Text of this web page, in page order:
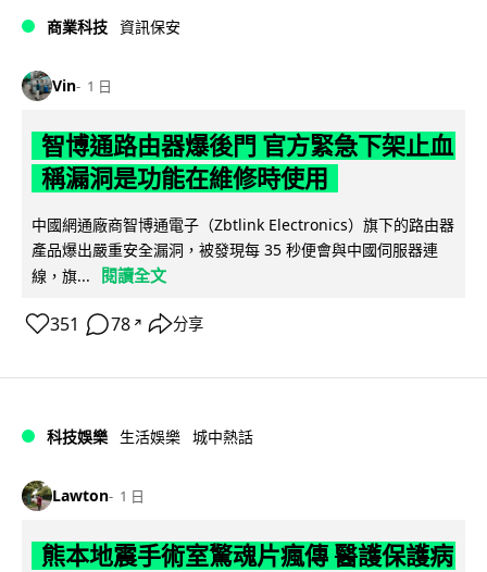
商業科技 資訊保安
Vin 1 日
智博通路由器爆後門 官方緊急下架止血
稱漏洞是功能在維修時使用
中國網通廠商智博通電子（Zbtlink Electronics）旗下的路由器
產品爆出嚴重安全漏洞，被發現每 35 秒便會與中國伺服器連
線，旗...
閱讀全文
351 78 ↗ 分享
科技娛樂 生活娛樂 城中熱話
Lawton 1 日
熊本地震手術室驚魂片瘋傳 醫護保護病